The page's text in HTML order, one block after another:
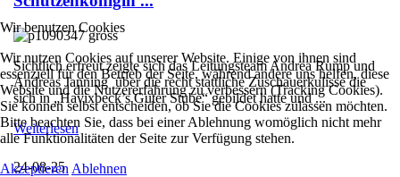
Sichtlich erfreut zeigte sich das Leitungsteam Andrea Rump und
Andreas Janning über die recht stattliche Zuschauerkulisse die
sich in „Havixbeck’s Guter Stube“ gebildet hatte und ...
Weiterlesen
24-08-25
Wir benutzen Cookies
Wir nutzen Cookies auf unserer Website. Einige von ihnen sind
essenziell für den Betrieb der Seite, während andere uns helfen, diese
Website und die Nutzererfahrung zu verbessern (Tracking Cookies).
Sie können selbst entscheiden, ob Sie die Cookies zulassen möchten.
Bitte beachten Sie, dass bei einer Ablehnung womöglich nicht mehr
alle Funktionalitäten der Seite zur Verfügung stehen.
Akzeptieren Ablehnen